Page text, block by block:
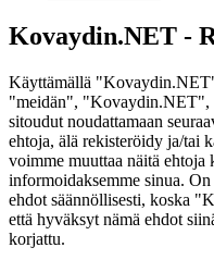
Kovaydin.NET -
Käyttämällä
"meidän", "Kovaydin.NET",
sitoudut noudattamaan
ehtoja, älä rekisteröidy ja/
voimme muuttaa näitä ehtoja
informoidaksemme sinua.
ehdot säännöllisesti, koska
että hyväksyt nämä ehdot
korjattu.